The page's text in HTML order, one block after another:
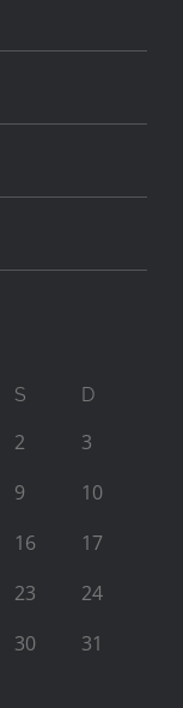
S D
2
3
9
10
16
17
23
24
30
31